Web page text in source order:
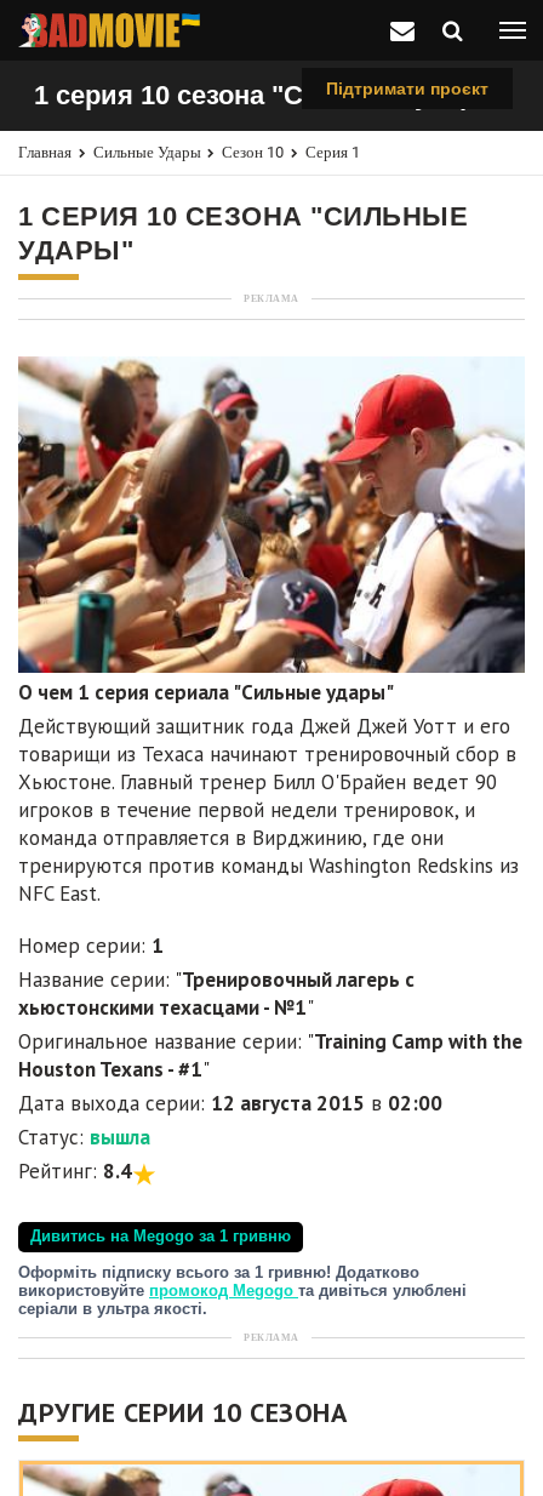
Підтримати проєкт
1 серия 10 сезона "Сильные удары"
Главная Сильные Удары Сезон 10 Серия 1
1 СЕРИЯ 10 СЕЗОНА "СИЛЬНЫЕ
УДАРЫ"
РЕКЛАМА
О чем 1 серия сериала "Сильные удары"
Действующий защитник года Джей Джей Уотт и его
товарищи из Техаса начинают тренировочный сбор в
Хьюстоне. Главный тренер Билл О'Брайен ведет 90
игроков в течение первой недели тренировок, и
команда отправляется в Вирджинию, где они
тренируются против команды Washington Redskins из
NFC East.
Номер серии: 1
Название серии: "Тренировочный лагерь с
хьюстонскими техасцами - №1"
Оригинальное название серии: "Training Camp with the
Houston Texans - #1"
Дата выхода серии: 12 августа 2015 в 02:00
Статус: вышла
Рейтинг: 8.4
Дивитись на Megogo за 1 гривню
Оформіть підписку всього за 1 гривню! Додатково
використовуйте промокод Megogo та дивіться улюблені
серіали в ультра якості.
РЕКЛАМА
ДРУГИЕ СЕРИИ 10 СЕЗОНА